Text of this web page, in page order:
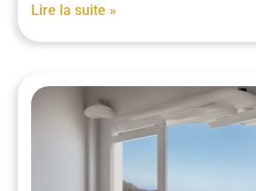
Lire la suite »